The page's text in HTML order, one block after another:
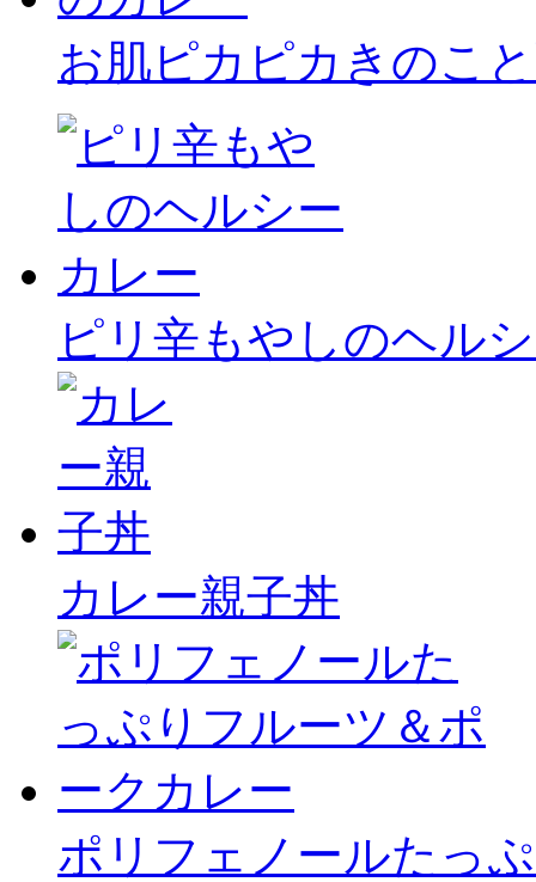
お肌ピカピカきのこ
ピリ辛もやしのヘル
カレー親子丼
ポリフェノールたっ